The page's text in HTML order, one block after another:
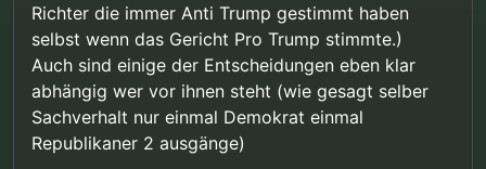
Richter die immer Anti Trump gestimmt haben
selbst wenn das Gericht Pro Trump stimmte.)
Auch sind einige der Entscheidungen eben klar
abhängig wer vor ihnen steht (wie gesagt selber
Sachverhalt nur einmal Demokrat einmal
Republikaner 2 ausgänge)